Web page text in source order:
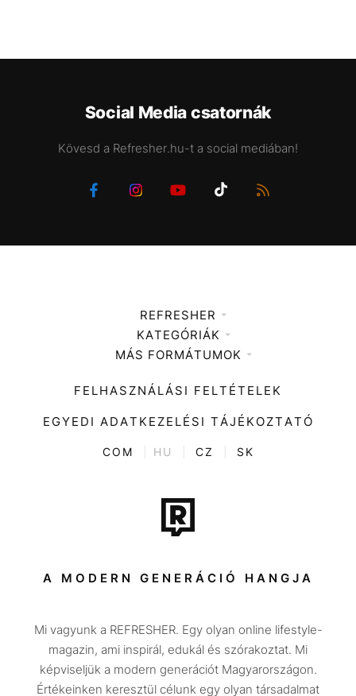
Social Media csatornák
Kövesd a Refresher.hu-t a social mediában!
REFRESHER
Médiaajánlat
KATEGÓRIÁK
Zene
Divat
Kultúra
ENTR
Tech-Tudomány
Sport
Társadalom
Utazás
Életmód
MÁS FORMÁTUMOK
FELHASZNÁLÁSI FELTÉTELEK
EGYEDI ADATKEZELÉSI TÁJÉKOZTATÓ
COM HU CZ SK
A MODERN GENERÁCIÓ HANGJA
Mi vagyunk a REFRESHER. Egy olyan online lifestyle-
magazin, ami inspirál, edukál és szórakoztat. Mi
képviseljük a modern generációt Magyarországon.
Értékeinken keresztül célunk egy olyan társadalmat